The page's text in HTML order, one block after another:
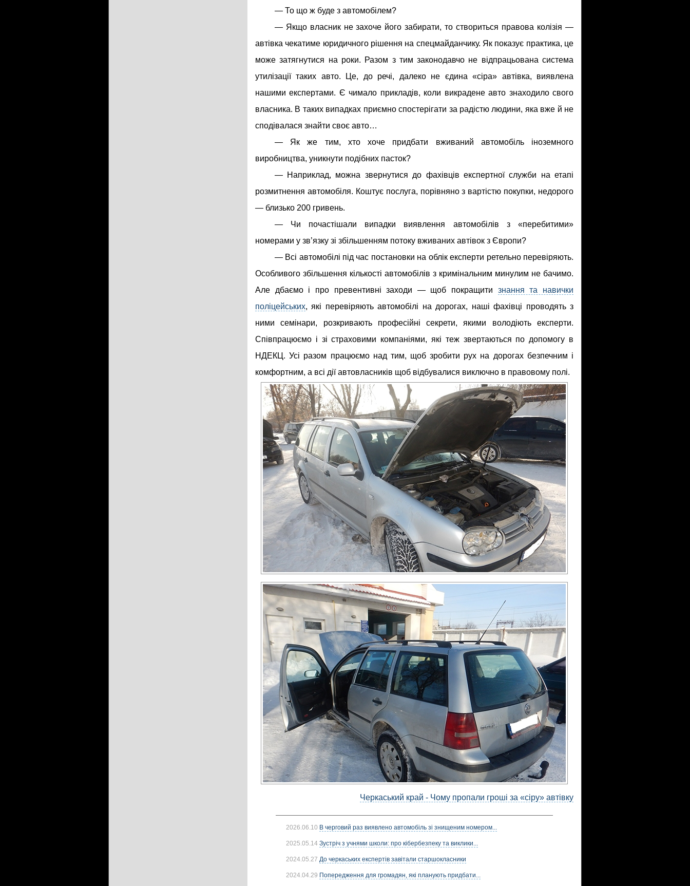
— То що ж буде з автомобілем?
— Якщо власник не захоче його забирати, то створиться правова колізія —
автівка чекатиме юридичного рішення на спецмайданчику. Як показує практика, це
може затягнутися на роки. Разом з тим законодавчо не відпрацьована система
утилізації таких авто. Це, до речі, далеко не єдина «сіра» автівка, виявлена
нашими експертами. Є чимало прикладів, коли викрадене авто знаходило свого
власника. В таких випадках приємно спостерігати за радістю людини, яка вже й не
сподівалася знайти своє авто…
— Як же тим, хто хоче придбати вживаний автомобіль іноземного
виробництва, уникнути подібних пасток?
— Наприклад, можна звернутися до фахівців експертної служби на етапі
розмитнення автомобіля. Коштує послуга, порівняно з вартістю покупки, недорого
— близько 200 гривень.
— Чи почастішали випадки виявлення автомобілів з «перебитими»
номерами у зв’язку зі збільшенням потоку вживаних автівок з Європи?
— Всі автомобілі під час постановки на облік експерти ретельно перевіряють.
Особливого збільшення кількості автомобілів з кримінальним минулим не бачимо.
Але дбаємо і про превентивні заходи — щоб покращити знання та навички
поліцейських, які перевіряють автомобілі на дорогах, наші фахівці проводять з
ними семінари, розкривають професійні секрети, якими володіють експерти.
Співпрацюємо і зі страховими компаніями, які теж звертаються по допомогу в
НДЕКЦ. Усі разом працюємо над тим, щоб зробити рух на дорогах безпечним і
комфортним, а всі дії автовласників щоб відбувалися виключно в правовому полі.
Черкаський край - Чому пропали гроші за «сіру» автівку
2026.06.10 В черговий раз виявлено автомобіль зі знищеним номером...
2025.05.14 Зустріч з учнями школи: про кібербезпеку та виклики...
2024.05.27 До черкаських експертів завітали старшокласники
2024.04.29 Попередження для громадян, які планують придбати...